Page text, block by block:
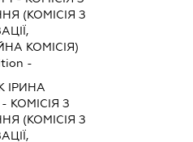
(КОМІСІЯ З
КОМІСІЯ)
-
ІРИНА
- КОМІСІЯ З
(КОМІСІЯ З